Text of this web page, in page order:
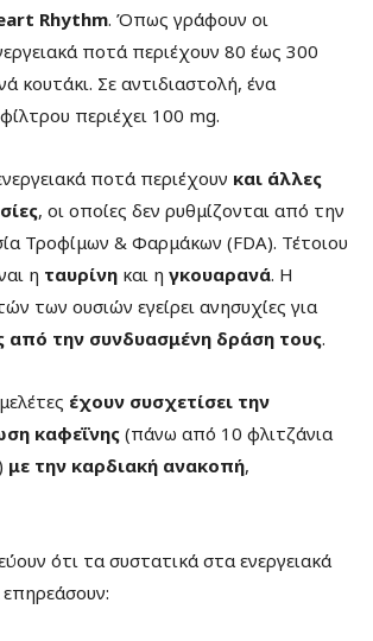
Rhythm. Όπως γράφουν οι
ποτά περιέχουν 80 έως 300
κουτάκι. Σε αντιδιαστολή, ένα
περιέχει 100 mg.
ποτά περιέχουν και άλλες
, οι οποίες δεν ρυθμίζονται από την
Τροφίμων & Φαρμάκων (FDA). Τέτοιου
η ταυρίνη και η γκουαρανά. Η
των ουσιών εγείρει ανησυχίες για
από την συνδυασμένη δράση τους.
έχουν συσχετίσει την
καφεΐνης (πάνω από 10 φλιτζάνια
με την καρδιακή ανακοπή,
ότι τα συστατικά στα ενεργειακά